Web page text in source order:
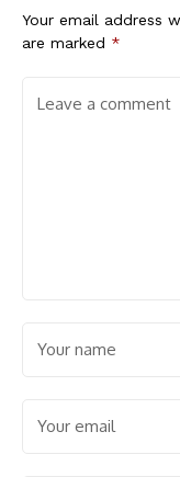
Your email address
are marked *